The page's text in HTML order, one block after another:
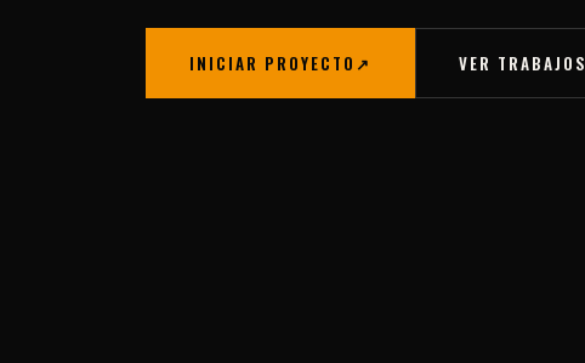
INICIAR PROYECTO ↗ VER TRABAJOS